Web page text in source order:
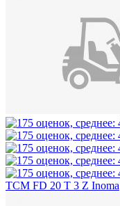
TCM FD 20 T 3 Z Inoma